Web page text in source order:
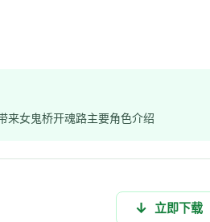
来女鬼桥开魂路主要角色介绍
立即下载